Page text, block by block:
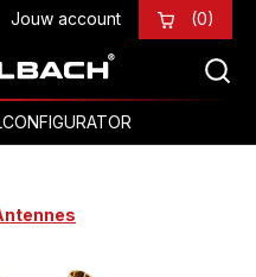
Jouw account (0)